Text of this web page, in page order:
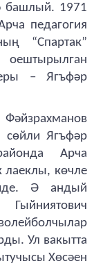
башлый. 1971
педагогия
“Спартак”
– Ягъфәр
Ягъфәр
Арча
лаеклы, көчле
Ә андый
Ул вакытта
Хөсәен